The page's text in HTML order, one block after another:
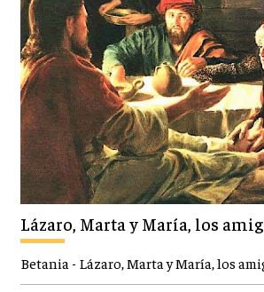
Lázaro, Marta y María, los
Betania - Lázaro, Marta y María, los